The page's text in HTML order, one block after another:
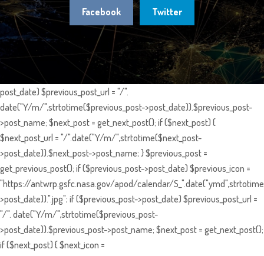
Facebook Twitter
post_date) $previous_post_url = "/".
date("Y/m/",strtotime($previous_post->post_date)).$previous_post-
>post_name; $next_post = get_next_post(); if ($next_post) {
$next_post_url = "/".date("Y/m/",strtotime($next_post-
>post_date)).$next_post->post_name; } $previous_post =
get_previous_post(); if ($previous_post->post_date) $previous_icon =
"https://antwrp.gsfc.nasa.gov/apod/calendar/
>post_date)).".jpg"; if ($previous_post->post_date) $previous_post_url =
"/". date("Y/m/",strtotime($previous_post-
>post_date)).$previous_post->post_name; $next_post = get_next_post();
if ($next_post) { $next_icon =